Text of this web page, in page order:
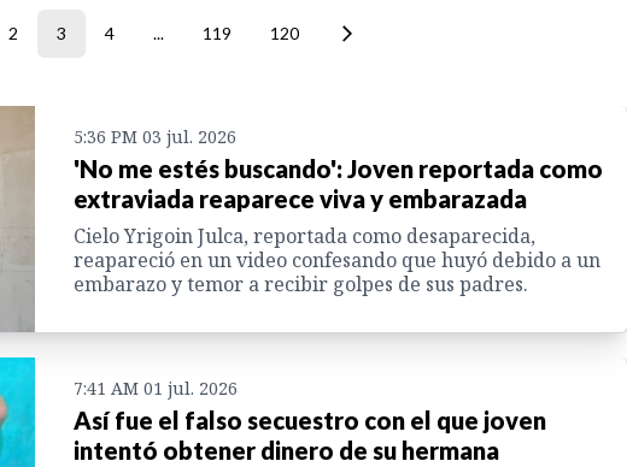
2 3 4 ... 119 120
5:36 PM 03 jul. 2026
'No me estés buscando': Joven reportada como
extraviada reaparece viva y embarazada
Cielo Yrigoin Julca, reportada como desaparecida,
reapareció en un video confesando que huyó debido a un
embarazo y temor a recibir golpes de sus padres.
7:41 AM 01 jul. 2026
Así fue el falso secuestro con el que joven
intentó obtener dinero de su hermana